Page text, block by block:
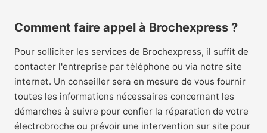
Comment faire appel à Brochexpress ?
Pour solliciter les services de Brochexpress, il suffit de
contacter l'entreprise par téléphone ou via notre site
internet. Un conseiller sera en mesure de vous fournir
toutes les informations nécessaires concernant les
démarches à suivre pour confier la réparation de votre
électrobroche ou prévoir une intervention sur site pour